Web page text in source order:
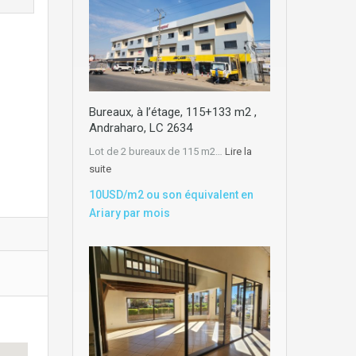
Bureaux, à l’étage, 115+133 m2 ,
Andraharo, LC 2634
Lot de 2 bureaux de 115 m2… Lire la
suite
10USD/m2 ou son équivalent en
Ariary par mois